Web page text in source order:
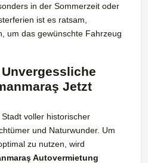
in der Sommerzeit oder
ist es ratsam,
um das gewünschte Fahrzeug
Jetzt
voller historischer
und Naturwunder. Um
zu nutzen, wird
Autovermietung